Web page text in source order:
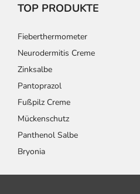
TOP PRODUKTE
Fieberthermometer
Neurodermitis Creme
Zinksalbe
Pantoprazol
Fußpilz Creme
Mückenschutz
Panthenol Salbe
Bryonia